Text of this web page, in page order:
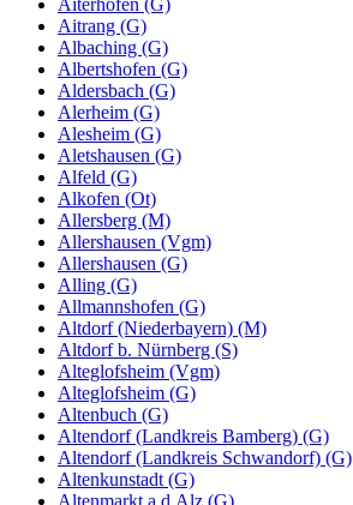
Aitrang (G)
Albaching (G)
Albertshofen (G)
Aldersbach (G)
Alerheim (G)
Alesheim (G)
Aletshausen (G)
Alfeld (G)
Alkofen (Ot)
Allersberg (M)
Allershausen (Vgm)
Allershausen (G)
Alling (G)
Allmannshofen (G)
Altdorf (Niederbayern) (M)
Altdorf b. Nürnberg (S)
Alteglofsheim (Vgm)
Alteglofsheim (G)
Altenbuch (G)
Altendorf (Landkreis Bamberg) (G)
Altendorf (Landkreis Schwandorf) (G)
Altenkunstadt (G)
Altenmarkt a.d.Alz (G)